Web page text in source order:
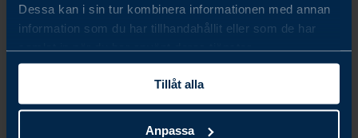
Dessa kan i sin tur kombinera informationen med annan
information som du har tillhandahållit eller som de har
samlat in när du har använt deras tjänster.
Tillåt alla
Anpassa
Share
on
linkedin
Share
on
facebook
on
Twitter